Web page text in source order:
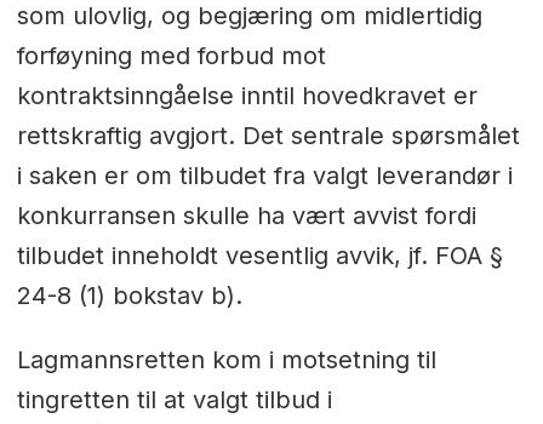
som ulovlig, og begjæring om midlertidig
forføyning med forbud mot
kontraktsinngåelse inntil hovedkravet er
rettskraftig avgjort. Det sentrale spørsmålet
i saken er om tilbudet fra valgt leverandør i
konkurransen skulle ha vært avvist fordi
tilbudet inneholdt vesentlig avvik, jf. FOA §
24-8 (1) bokstav b).
Lagmannsretten kom i motsetning til
tingretten til at valgt tilbud i